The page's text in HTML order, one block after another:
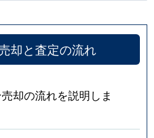
却と査定の流れ
却の流れを説明しま